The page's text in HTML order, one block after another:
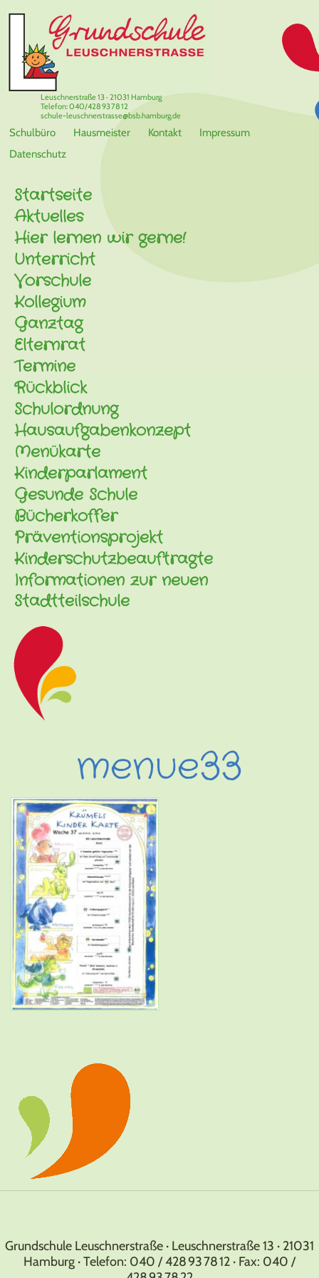
Schulbüro Hausmeister Kontakt
Impressum
Datenschutz
Leuschnerstraße 13 · 21031 Hamburg
Telefon: 040/428 93 78 12
schule-leuschnerstrasse@bsb.hamburg.de
Startseite
Aktuelles
Hier lernen wir gerne!
Unterricht
Vorschule
Kollegium
Ganztag
Elternrat
Termine
Rückblick
Schulordnung
Hausaufgabenkonzept
Menükarte
Kinderparlament
Gesunde Schule
Bücherkoffer
Präventionsprojekt
Kinderschutzbeauftragte
Informationen zur neuen
Stadtteilschule
menue33
Grundschule Leuschnerstraße · Leuschnerstraße 13 · 21031
Hamburg · Telefon: 040 / 428 93 78 12 · Fax: 040 /